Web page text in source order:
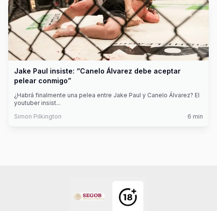
Jake Paul insiste: “Canelo Álvarez debe aceptar
pelear conmigo”
¿Habrá finalmente una pelea entre Jake Paul y Canelo Álvarez? El
youtuber insist...
Simon Pilkington
6 min